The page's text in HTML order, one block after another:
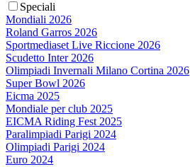
Speciali
Mondiali 2026
Roland Garros 2026
Sportmediaset Live Riccione 2026
Scudetto Inter 2026
Olimpiadi Invernali Milano Cortina 2026
Super Bowl 2026
Eicma 2025
Mondiale per club 2025
EICMA Riding Fest 2025
Paralimpiadi Parigi 2024
Olimpiadi Parigi 2024
Euro 2024